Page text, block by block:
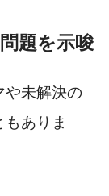
題を示唆
や未解決の
ありま